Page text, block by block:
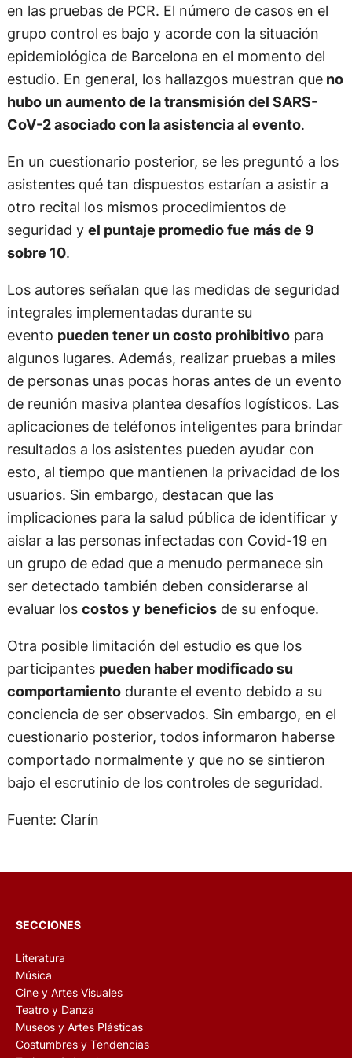
en las pruebas de PCR. El número de casos en el
grupo control es bajo y acorde con la situación
epidemiológica de Barcelona en el momento del
estudio. En general, los hallazgos muestran queno
hubo un aumento de la transmisión del SARS-
CoV-2 asociado con la asistencia al evento.
En un cuestionario posterior, se les preguntó a los
asistentes qué tan dispuestos estarían a asistir a
otro recital los mismos procedimientos de
seguridad y el puntaje promedio fue más de 9
sobre 10.
Los autores señalan que las medidas de seguridad
integrales implementadas durante su
evento pueden tener un costo prohibitivopara
algunos lugares. Además, realizar pruebas a miles
de personas unas pocas horas antes de un evento
de reunión masiva plantea desafíos logísticos. Las
aplicaciones de teléfonos inteligentes para brindar
resultados a los asistentes pueden ayudar con
esto, al tiempo que mantienen la privacidad de los
usuarios. Sin embargo, destacan que las
implicaciones para la salud pública de identificar y
aislar a las personas infectadas con Covid-19 en
un grupo de edad que a menudo permanece sin
ser detectado también deben considerarse al
evaluar los costos y beneficiosde su enfoque.
Otra posible limitación del estudio es que los
participantes pueden haber modificado su
comportamientodurante el evento debido a su
conciencia de ser observados. Sin embargo, en el
cuestionario posterior, todos informaron haberse
comportado normalmente y que no se sintieron
bajo el escrutinio de los controles de seguridad.
Fuente: Clarín
SECCIONES
Literatura
Música
Cine y Artes Visuales
Teatro y Danza
Museos y Artes Plásticas
Costumbres y Tendencias